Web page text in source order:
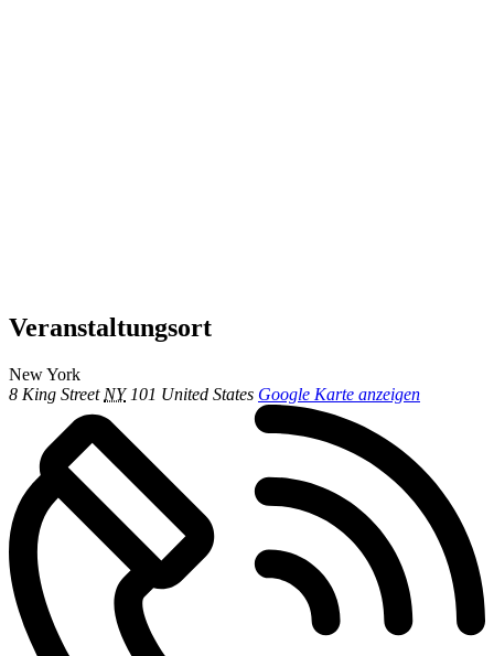
Veranstaltungsort
New York
8 King Street NY 101 United States Google Karte anzeigen